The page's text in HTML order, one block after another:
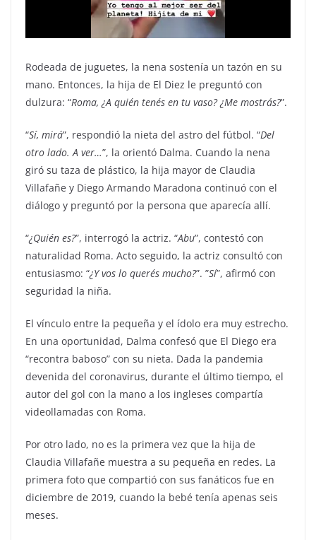
Rodeada de juguetes, la nena sostenía un tazón en su
mano. Entonces, la hija de El Diez le preguntó con
dulzura: “Roma, ¿A quién tenés en tu vaso? ¿Me mostrás?”.
“Sí, mirá”, respondió la nieta del astro del fútbol. “Del
otro lado. A ver…”, la orientó Dalma. Cuando la nena
giró su taza de plástico, la hija mayor de Claudia
Villafañe y Diego Armando Maradona continuó con el
diálogo y preguntó por la persona que aparecía allí.
“¿Quién es?”, interrogó la actriz. “Abu”, contestó con
naturalidad Roma. Acto seguido, la actriz consultó con
entusiasmo: “¿Y vos lo querés mucho?”. ”Sí”, afirmó con
seguridad la niña.
El vínculo entre la pequeña y el ídolo era muy estrecho.
En una oportunidad, Dalma confesó que El Diego era
“recontra baboso” con su nieta. Dada la pandemia
devenida del coronavirus, durante el último tiempo, el
autor del gol con la mano a los ingleses compartía
videollamadas con Roma.
Por otro lado, no es la primera vez que la hija de
Claudia Villafañe muestra a su pequeña en redes. La
primera foto que compartió con sus fanáticos fue en
diciembre de 2019, cuando la bebé tenía apenas seis
meses.